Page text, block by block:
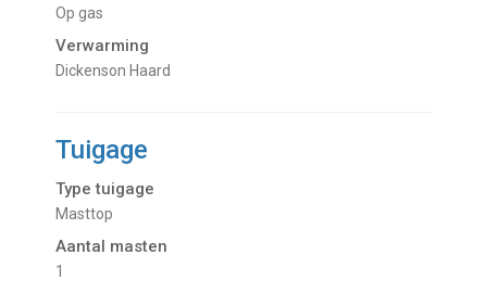
op gas
Verwarming
Dickenson Haard
Tuigage
Type tuigage
Masttop
Aantal masten
1